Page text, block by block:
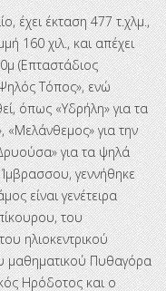
έχει έκταση 477 τ.χλμ.,
160 χιλ., και απέχει
(Επταστάδιος
Τόπος», ενώ
όπως «Υδρήλη» για τα
«Μελάνθεμος» για την
για τα ψηλά
γεννήθηκε
είναι γενέτειρα
του
ηλιοκεντρικού
μαθηματικού Πυθαγόρα
Ηρόδοτος και ο